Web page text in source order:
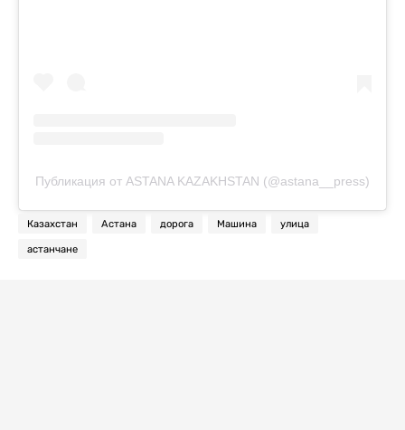
Публикация от ASTANA KAZAKHSTAN (@astana__press)
Казахстан Астана дорога Машина улица
астанчане